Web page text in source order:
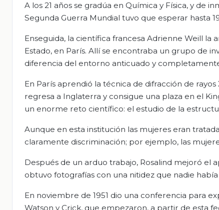
A los 21 años se gradúa en Química y Física, y de
Segunda Guerra Mundial tuvo que esperar hasta
Enseguida, la científica francesa Adrienne Weill la
Estado, en París. Allí se encontraba un grupo de
diferencia del entorno anticuado y
En París aprendió la técnica de difracción de
regresa a Inglaterra y consigue una plaza en el
un enorme reto científico: el estudio de la
Aunque en esta institución las mujeres eran
claramente discriminación; por ejemplo, las
Después de un arduo trabajo, Rosalind mejoró el
obtuvo fotografías con una nitidez que nadie
En noviembre de 1951 dio una conferencia para
Watson y Crick, que empezaron, a partir de esta